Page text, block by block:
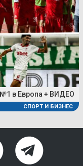
в Европа + ВИДЕО
СПОРТ И БИЗНЕС